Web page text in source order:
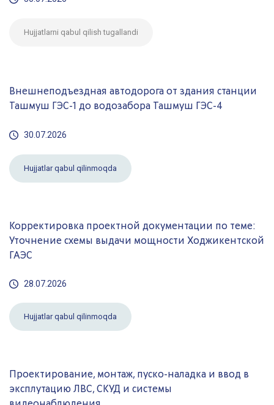
Hujjatlarni qabul qilish tugallandi
Внешнеподъездная автодорога от здания станции
Ташмуш ГЭС-1 до водозабора Ташмуш ГЭС-4
30.07.2026
Hujjatlar qabul qilinmoqda
Корректировка проектной документации по теме:
Уточнение схемы выдачи мощности Ходжикентской
ГАЭС
28.07.2026
Hujjatlar qabul qilinmoqda
Проектирование, монтаж, пуско-наладка и ввод в
эксплутацию ЛВС, СКУД и системы